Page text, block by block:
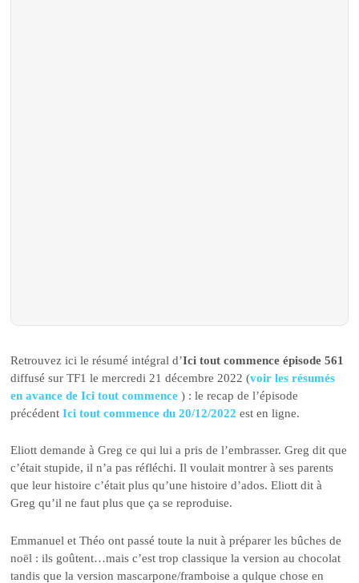
Retrouvez ici le résumé intégral d’Ici tout commence épisode 561
diffusé sur TF1 le mercredi 21 décembre 2022 (voir les résumés
en avance de Ici tout commence) : le recap de l’épisode
précédentIci tout commence du 20/12/2022 est en ligne.
Eliott demande à Greg ce qui lui a pris de l’embrasser. Greg dit que
c’était stupide, il n’a pas réfléchi. Il voulait montrer à ses parents
que leur histoire c’était plus qu’une histoire d’ados. Eliott dit à
Greg qu’il ne faut plus que ça se reproduise.
Emmanuel et Théo ont passé toute la nuit à préparer les bûches de
noël : ils goûtent…mais c’est trop classique la version au chocolat
tandis que la version mascarpone/framboise a qulque chose en